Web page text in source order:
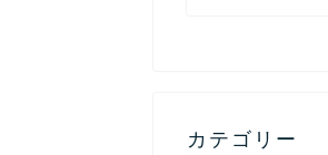
カテゴリー